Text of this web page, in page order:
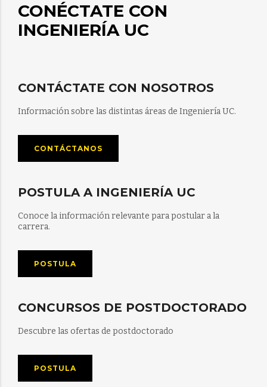
CONÉCTATE CON
INGENIERÍA UC
CONTÁCTATE CON NOSOTROS
Información sobre las distintas áreas de Ingeniería UC.
CONTÁCTANOS
POSTULA A INGENIERÍA UC
Conoce la información relevante para postular a la
carrera.
POSTULA
CONCURSOS DE POSTDOCTORADO
Descubre las ofertas de postdoctorado
POSTULA